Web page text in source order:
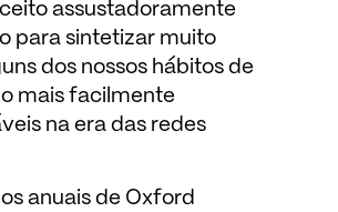
assustadoramente
para sintetizar muito
dos nossos hábitos de
mais facilmente
na era das redes
anuais de Oxford